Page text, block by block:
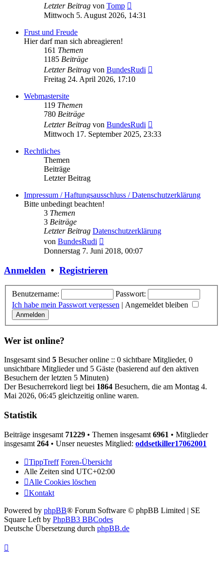
Letzter Beitrag von Tomp
Beitrag
Mittwoch 5. August 2026, 14:31
Frust und Freude
Hier darf man sich abreagieren!
161 Themen
1185 Beiträge
Letzter Beitrag von BundesRudi
Freitag 24. April 2026, 17:10
Webmastersite
119 Themen
780 Beiträge
Letzter Beitrag von BundesRudi
Beitrag
Mittwoch 17. September 2025, 23:33
Rechtliches
Themen
Beiträge
Letzter Beitrag
Impressum / Haftungsausschluss / Datenschutzerklärung
Bitte unbedingt beachten!
3 Themen
3 Beiträge
Letzter Beitrag Datenschutzerklärung
von BundesRudi
Beitrag
Donnerstag 7. Juni 2018, 00:07
Anmelden • Registrieren
Benutzername:
Passwort:
Ich habe mein Passwort vergessen | Angemeldet bleiben
Wer ist online?
Insgesamt sind 5 Besucher online :: 0 sichtbare Mitglieder, 0
unsichtbare Mitglieder und 5 Gäste (basierend auf den aktiven
Besuchern der letzten 5 Minuten)
Der Besucherrekord liegt bei 1864 Besuchern, die am Montag 4.
Mai 2026, 06:45 gleichzeitig online waren.
Statistik
Beiträge insgesamt 71229 • Themen insgesamt 6961 • Mitglieder
insgesamt 264 • Unser neuestes Mitglied: oddsetkiller17062001
TippTreff Foren-Übersicht
Alle Zeiten sind UTC+02:00
Alle Cookies löschen
Kontakt
Powered by phpBB® Forum Software © phpBB Limited | SE
Square Left by PhpBB3 BBCodes
Deutsche Übersetzung durch phpBB.de